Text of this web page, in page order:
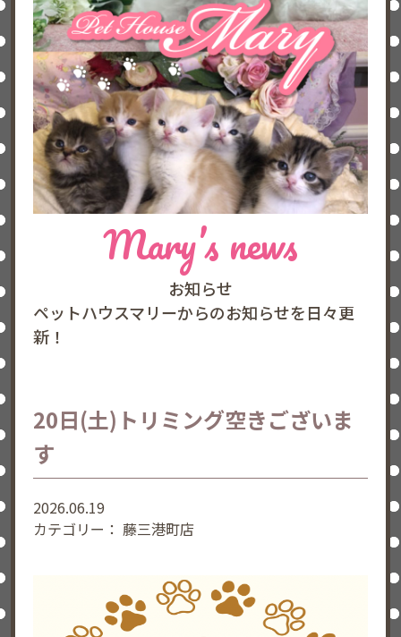
Mary’s news
お知らせ
ペットハウスマリーからのお知らせを日々更
新！
20日(土)トリミング空きございま
す
2026.06.19
カテゴリー： 藤三港町店